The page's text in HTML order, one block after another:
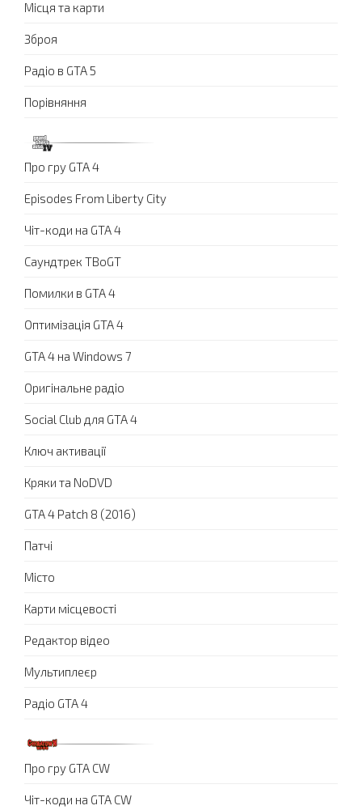
Місця та карти
Зброя
Радіо в GTA 5
Порівняння
Про гру GTA 4
Episodes From Liberty City
Чіт-коди на GTA 4
Саундтрек TBoGT
Помилки в GTA 4
Оптимізація GTA 4
GTA 4 на Windows 7
Оригінальне радіо
Social Club для GTA 4
Ключ активації
Кряки та NoDVD
GTA 4 Patch 8 (2016)
Патчі
Місто
Карти місцевості
Редактор відео
Мультиплеєр
Радіо GTA 4
Про гру GTA CW
Чіт-коди на GTA CW